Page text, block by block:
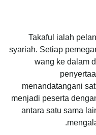
Takaful ialah
syariah. Setiap
wang ke dalam
menandatangani
menjadi peserta
antara satu sama